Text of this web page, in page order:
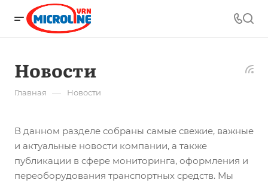
Новости
Главная — Новости
В данном разделе собраны самые свежие, важные
и актуальные новости компании, а также
публикации в сфере мониторинга, оформления и
переоборудования транспортных средств. Мы